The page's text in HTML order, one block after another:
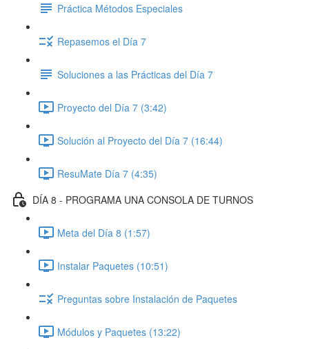
Práctica Métodos Especiales
Repasemos el Día 7
Soluciones a las Prácticas del Día 7
Proyecto del Día 7 (3:42)
Solución al Proyecto del Día 7 (16:44)
ResuMate Día 7 (4:35)
DÍA 8 - PROGRAMA UNA CONSOLA DE TURNOS
Meta del Día 8 (1:57)
Instalar Paquetes (10:51)
Preguntas sobre Instalación de Paquetes
Módulos y Paquetes (13:22)